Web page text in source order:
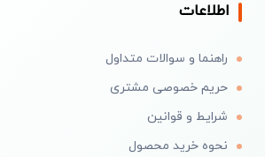
اطلاعات
راهنما و سوالات متداول
حریم خصوصی مشتری
شرایط و قوانین
نحوه خرید محصول